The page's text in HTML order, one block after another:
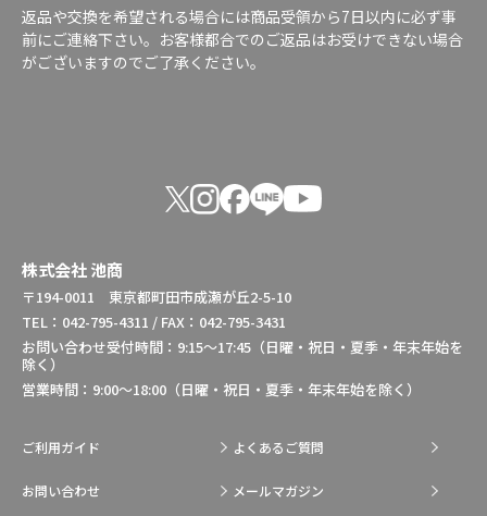
返品や交換を希望される場合には商品受領から7日以内に必ず事
前にご連絡下さい。お客様都合でのご返品はお受けできない場合
がございますのでご了承ください。
株式会社 池商
〒194-0011 東京都町田市成瀬が丘2-5-10
TEL：042-795-4311 / FAX：042-795-3431
お問い合わせ受付時間：9:15～17:45（日曜・祝日・夏季・年末年始を
除く）
営業時間：9:00～18:00（日曜・祝日・夏季・年末年始を除く）
ご利用ガイド よくあるご質問
お問い合わせ メールマガジン